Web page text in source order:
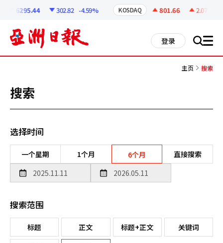
6295.44 302.82 -4.59% KOSDAQ 801.66 2.07
登录 搜 all
主页 搜索
搜索
选择时间
一个星期 1个月 6个月 直接搜索
搜索范围
标题 正文 标题+正文 关键词